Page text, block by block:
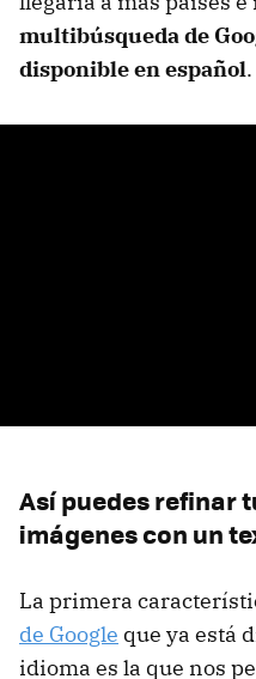
multibúsqueda de
disponible en español.
Así puedes refinar
imágenes con un
La primera
de Google que ya está
idioma es la que nos